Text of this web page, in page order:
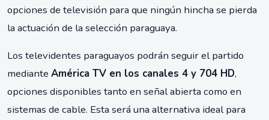
opciones de televisión para que ningún hincha se pierda
la actuación de la selección paraguaya.
Los televidentes paraguayos podrán seguir el partido
mediante América TV en los canales 4 y 704 HD,
opciones disponibles tanto en señal abierta como en
sistemas de cable. Esta será una alternativa ideal para